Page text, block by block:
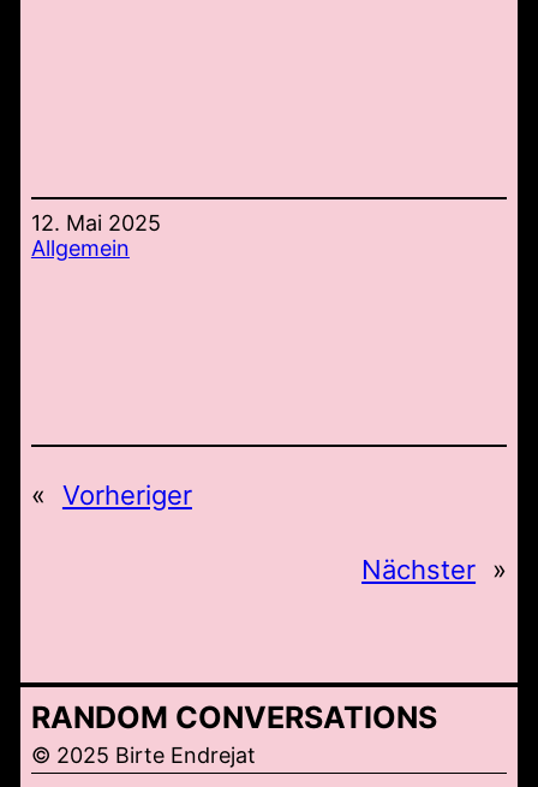
12. Mai 2025
Allgemein
« Vorheriger
Nächster »
RANDOM CONVERSATIONS
© 2025 Birte Endrejat